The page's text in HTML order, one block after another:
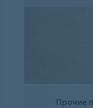
Прочие